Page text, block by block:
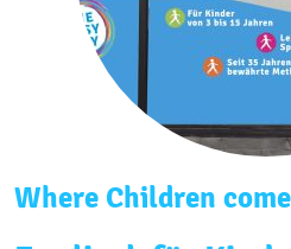
Where Children